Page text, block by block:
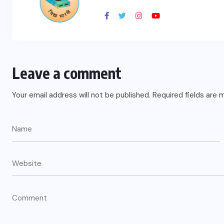
Leave a comment
Your email address will not be published. Required fields are